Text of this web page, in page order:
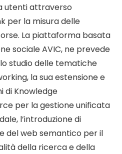
utenti attraverso
per la misura delle
La piattaforma basata
sociale AVIC, ne prevede
studio delle tematiche
la sua estensione e
di Knowledge
per la gestione unificata
l’introduzione di
del web semantico per il
della ricerca e della